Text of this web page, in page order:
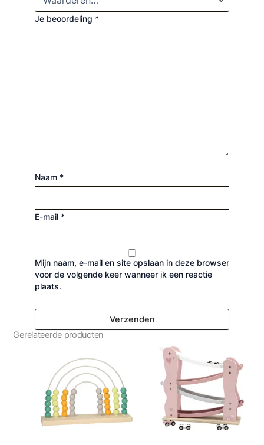
Je beoordeling *
Naam *
E-mail *
Mijn naam, e-mail en site opslaan in deze browser
voor de volgende keer wanneer ik een reactie
plaats.
Gerelateerde producten